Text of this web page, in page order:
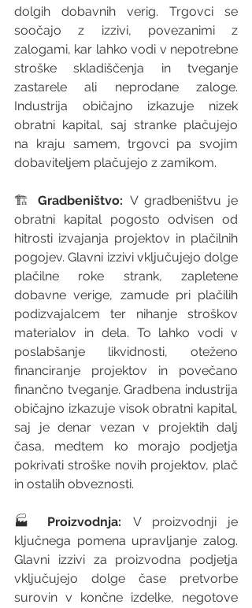
dolgih dobavnih verig. Trgovci se
soočajo z izzivi, povezanimi z
zalogami, kar lahko vodi v nepotrebne
stroške skladiščenja in tveganje
zastarele ali neprodane zaloge.
Industrija običajno izkazuje nizek
obratni kapital, saj stranke plačujejo
na kraju samem, trgovci pa svojim
dobaviteljem plačujejo z zamikom.
🏗️ Gradbeništvo: V gradbeništvu je
obratni kapital pogosto odvisen od
hitrosti izvajanja projektov in plačilnih
pogojev. Glavni izzivi vključujejo dolge
plačilne roke strank, zapletene
dobavne verige, zamude pri plačilih
podizvajalcem ter nihanje stroškov
materialov in dela. To lahko vodi v
poslabšanje likvidnosti, oteženo
financiranje projektov in povečano
finančno tveganje. Gradbena industrija
običajno izkazuje visok obratni kapital,
saj je denar vezan v projektih dalj
časa, medtem ko morajo podjetja
pokrivati stroške novih projektov, plač
in ostalih obveznosti.
🏭 Proizvodnja: V proizvodnji je
ključnega pomena upravljanje zalog.
Glavni izzivi za proizvodna podjetja
vključujejo dolge čase pretvorbe
surovin v končne izdelke, negotove